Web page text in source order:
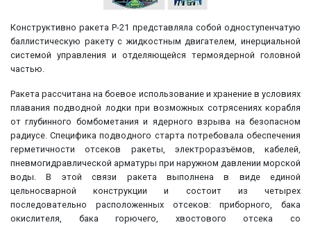
Конструктивно ракета Р-21 представляла собой одноступенчатую
баллистическую ракету с жидкостным двигателем, инерциальной
системой управления и отделяющейся термоядерной головной
частью.
Ракета рассчитана на боевое использование и хранение в условиях
плавания подводной лодки при возможных сотрясениях корабля
от глубинного бомбометания и ядерного взрыва на безопасном
радиусе. Специфика подводного старта потребовала обеспечения
герметичности отсеков ракеты, электроразъёмов, кабелей,
пневмогидравлической арматуры при наружном давлении морской
воды. В этой связи ракета выполнена в виде единой
цельносварной конструкции и состоит из четырех
последовательно расположенных отсеков: приборного, бака
окислителя, бака горючего, хвостового отсека со